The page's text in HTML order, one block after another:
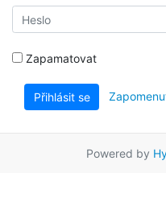
Zapamatovat
Přihlásit se
Powered by